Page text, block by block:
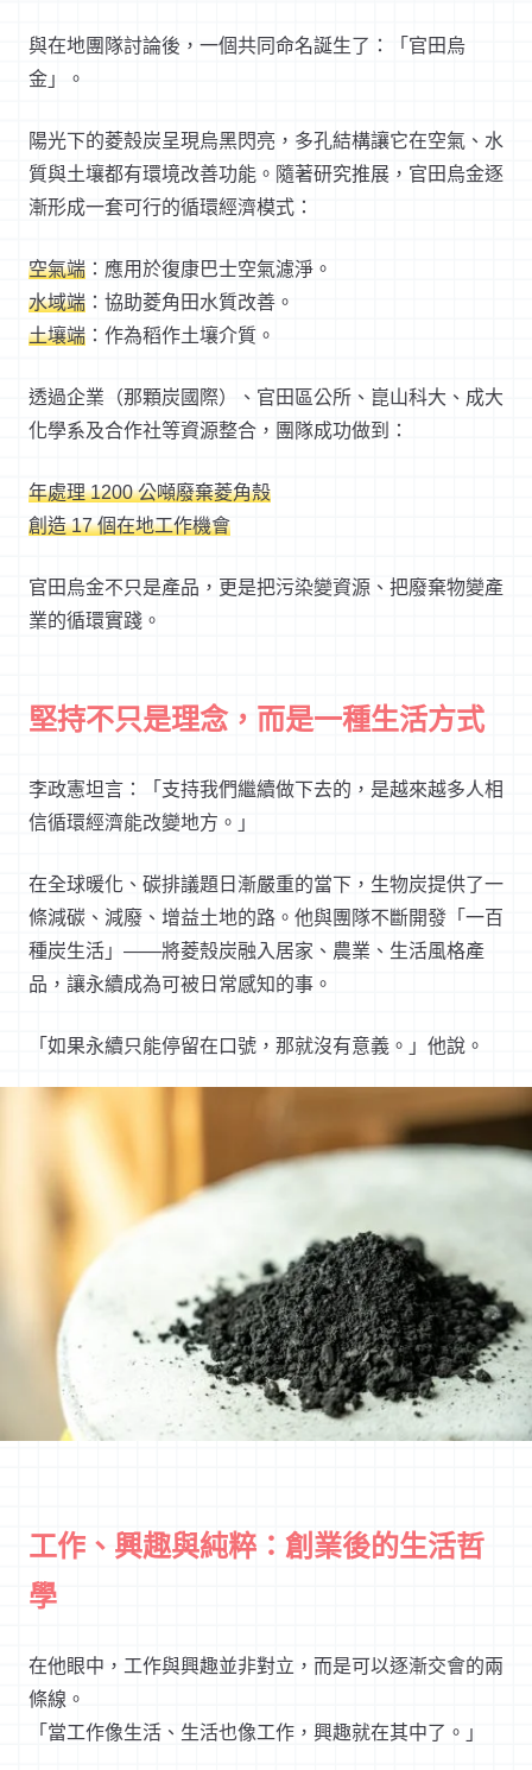
與在地團隊討論後，一個共同命名誕生了：「官田烏
金」。
陽光下的菱殼炭呈現烏黑閃亮，多孔結構讓它在空氣、水
質與土壤都有環境改善功能。隨著研究推展，官田烏金逐
漸形成一套可行的循環經濟模式：
空氣端 ：應用於復康巴士空氣濾淨。
水域端 ：協助菱角田水質改善。
土壤端 ：作為稻作土壤介質。
透過企業（那顆炭國際）、官田區公所、崑山科大、成大
化學系及合作社等資源整合，團隊成功做到：
年處理 1200 公噸廢棄菱角殼
創造 17 個在地工作機會
官田烏金不只是產品，更是把污染變資源、把廢棄物變產
業的循環實踐。
堅持不只是理念，而是一種生活方式
李政憲坦言：「支持我們繼續做下去的，是越來越多人相
信循環經濟能改變地方。」
在全球暖化、碳排議題日漸嚴重的當下，生物炭提供了一
條減碳、減廢、增益土地的路。他與團隊不斷開發「一百
種炭生活」——將菱殼炭融入居家、農業、生活風格產
品，讓永續成為可被日常感知的事。
「如果永續只能停留在口號，那就沒有意義。」他說。
工作、興趣與純粹：創業後的生活哲
學
在他眼中，工作與興趣並非對立，而是可以逐漸交會的兩
條線。
「當工作像生活、生活也像工作，興趣就在其中了。」